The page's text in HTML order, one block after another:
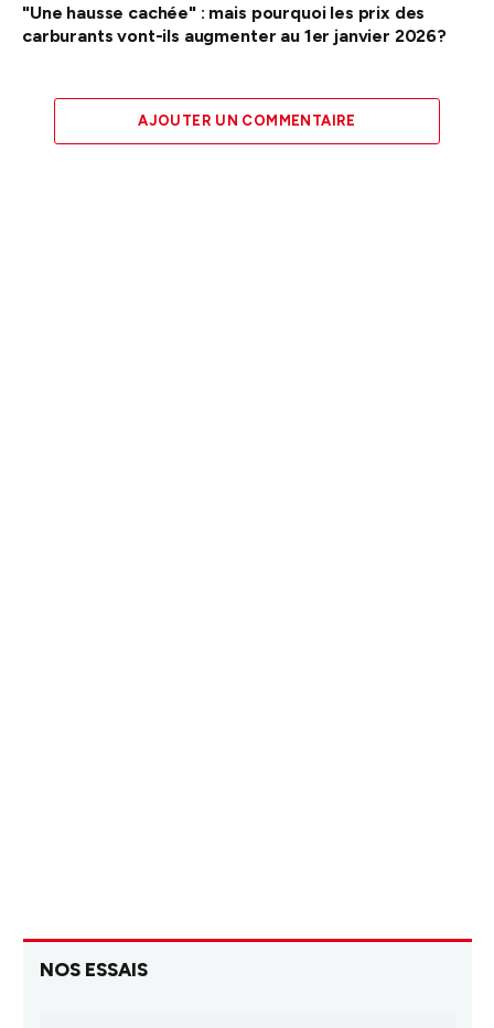
"Une hausse cachée" : mais pourquoi les prix des
carburants vont-ils augmenter au 1er janvier 2026?
AJOUTER UN COMMENTAIRE
NOS ESSAIS